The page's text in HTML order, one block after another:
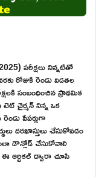
పరీక్షలు నిన్నటితో
రోజుకి రెండు విడతల
సంబంధించిన ప్రాథమిక
చైర్మన్ నిన్న ఒక
పేపర్లుగా
దరఖాస్తులు చేసుకోవడం
డౌన్లోడ్ చేసుకోవాలి
ఈ ఆర్టికల్ ద్వారా చూసి